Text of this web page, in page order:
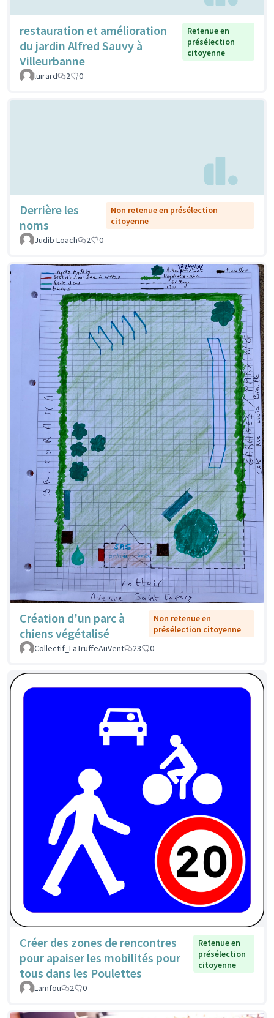
restauration et amélioration
du jardin Alfred Sauvy à
Villeurbanne
Retenue en
présélection
citoyenne
luirard 2 0
Derrière les
noms
Non retenue en présélection
citoyenne
Judib Loach
2 0
Création d'un parc à
chiens végétalisé
Non retenue en
présélection citoyenne
Collectif_LaTruffeAuVent
23 0
Créer des zones de rencontres
pour apaiser les mobilités pour
tous dans les Poulettes
Retenue en
présélection
citoyenne
Lamfou 2 0